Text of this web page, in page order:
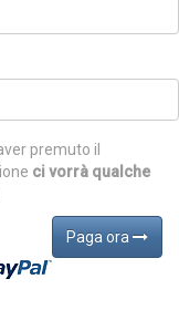
premuto il
ci vorrà qualche
Paga ora